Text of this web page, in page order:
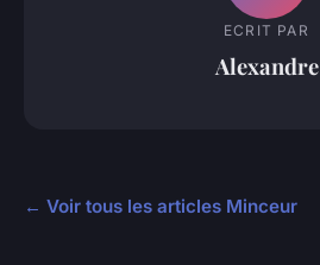
ECRIT PAR
Alexandre
← Voir tous les articles Minceur